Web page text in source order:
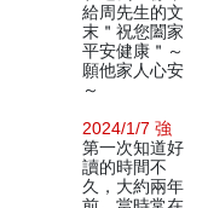
給周先生的文
末＂祝您闔家
平安健康＂～
願他家人心安
～
2024/1/7 強
第一次知道好
讀的時間不
久，大約兩年